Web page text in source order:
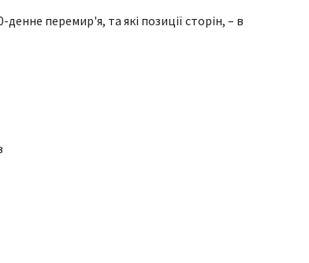
перемир'я, та які позиції сторін, – в